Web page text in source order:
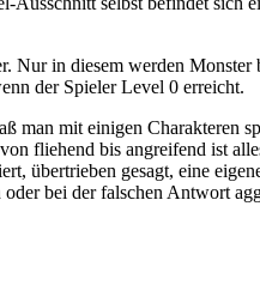
in diesem werden
der Spieler Level 0 erreicht.
mit einigen Charakteren
fliehend bis angreifend ist
übertrieben gesagt, eine
bei der falschen Antwort